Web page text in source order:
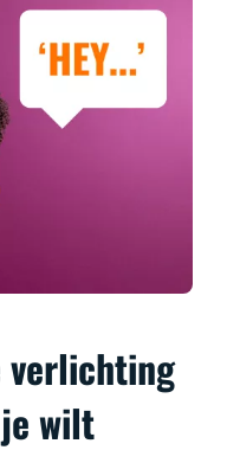
verlichting
wilt